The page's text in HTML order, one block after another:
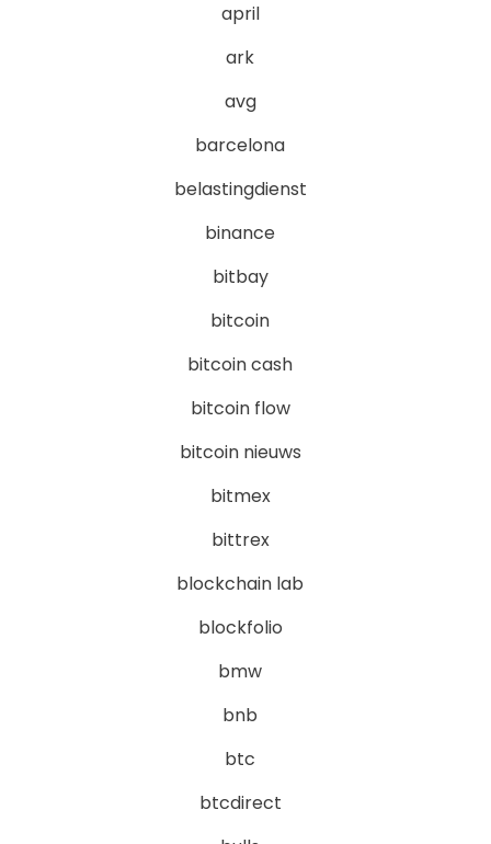
april
ark
avg
barcelona
belastingdienst
binance
bitbay
bitcoin
bitcoin cash
bitcoin flow
bitcoin nieuws
bitmex
bittrex
blockchain lab
blockfolio
bmw
bnb
btc
btcdirect